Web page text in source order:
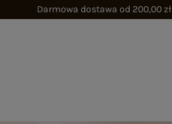
Darmowa dostawa od 200,00 zł